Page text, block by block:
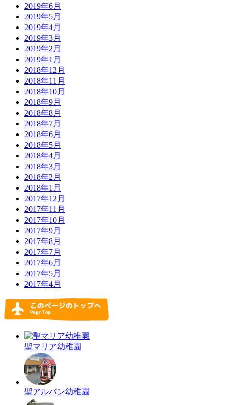
2019年6月
2019年5月
2019年4月
2019年3月
2019年2月
2019年1月
2018年12月
2018年11月
2018年10月
2018年9月
2018年8月
2018年7月
2018年6月
2018年5月
2018年4月
2018年3月
2018年2月
2018年1月
2017年12月
2017年11月
2017年10月
2017年9月
2017年8月
2017年7月
2017年6月
2017年5月
2017年4月
聖マリア幼稚園
聖アルバン幼稚園